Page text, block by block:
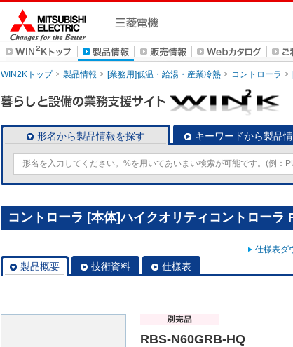
WIN2Kトップ 製品情報 [業務用]低温・給湯・産業冷熱 コントローラ
形名から製品情報を探す キーワードから製品
コントローラ [本体]ハイクオリティコントローラ
仕様表ダ
製品概要 技術資料 仕様表
RBS-N60GRB-HQ